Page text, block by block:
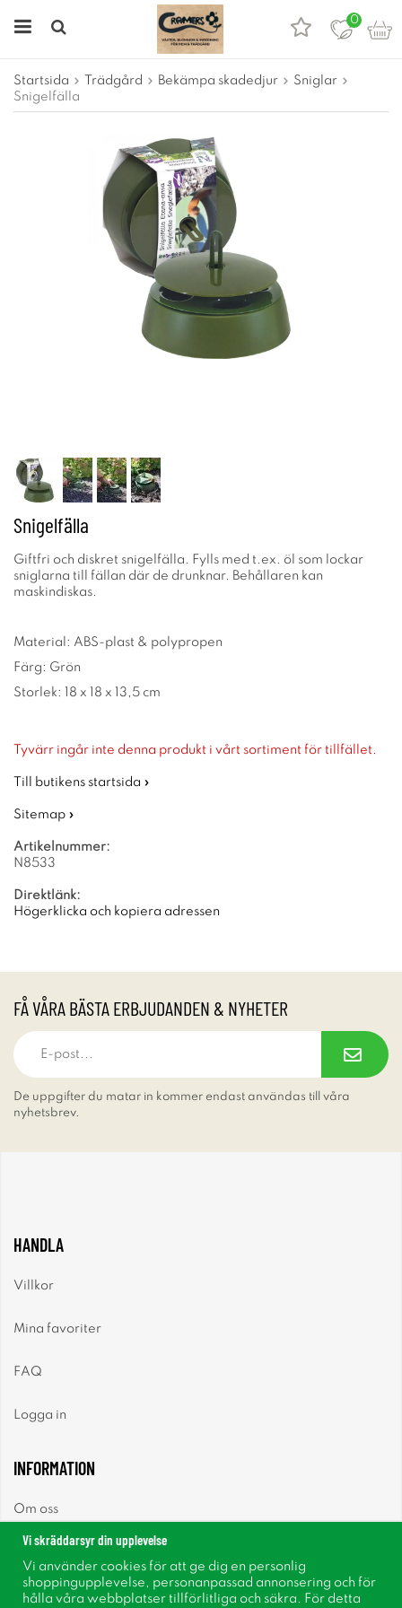
0
Startsida Trädgård Bekämpa skadedjur
Sniglar
Snigelfälla
Snigelfälla
Giftfri och diskret snigelfälla. Fylls med t.ex. öl som lockar
sniglarna till fällan där de drunknar. Behållaren kan
maskindiskas.
Material: ABS-plast & polypropen
Färg: Grön
Storlek: 18 x 18 x 13,5 cm
Tyvärr ingår inte denna produkt i vårt sortiment för tillfället.
Till butikens startsida »
Sitemap »
Artikelnummer:
N8533
Direktlänk:
Högerklicka och kopiera adressen
FÅ VÅRA BÄSTA ERBJUDANDEN & NYHETER
De uppgifter du matar in kommer endast användas till våra
nyhetsbrev.
HANDLA
Villkor
Mina favoriter
FAQ
Logga in
INFORMATION
Om oss
Nyhetsbrev
Vi skräddarsyr din upplevelse
Vi använder cookies för att ge dig en personlig
shoppingupplevelse, personanpassad annonsering och för
hålla våra webbplatser tillförlitliga och säkra. För detta